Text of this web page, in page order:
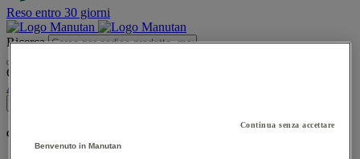
Reso entro 30 giorni
Ricerca
Contenuti del sito consigliati e menù cronologia delle ricerche
Account
% nuovo/i prodotto/i:
Continua senza accettare
Benvenuto in Manutan